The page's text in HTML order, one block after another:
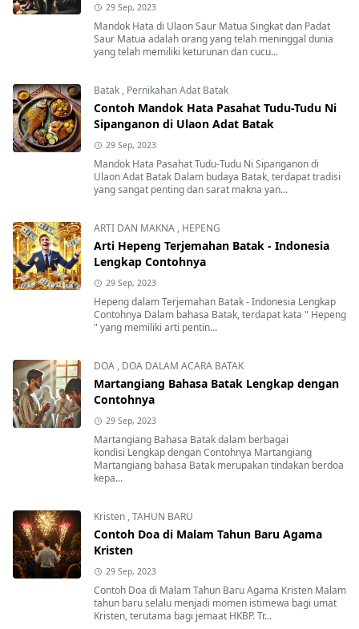
29 Sep, 2023
Mandok Hata di Ulaon Saur Matua Singkat dan Padat
Saur Matua adalah orang yang telah meninggal dunia
yang telah memiliki keturunan dan cucu...
Batak , Pernikahan Adat Batak
Contoh Mandok Hata Pasahat Tudu-Tudu Ni
Sipanganon di Ulaon Adat Batak
29 Sep, 2023
Mandok Hata Pasahat Tudu-Tudu Ni Sipanganon di
Ulaon Adat Batak Dalam budaya Batak, terdapat tradisi
yang sangat penting dan sarat makna yan...
ARTI DAN MAKNA , HEPENG
Arti Hepeng Terjemahan Batak - Indonesia
Lengkap Contohnya
29 Sep, 2023
Hepeng dalam Terjemahan Batak - Indonesia Lengkap
Contohnya Dalam bahasa Batak, terdapat kata " Hepeng
" yang memiliki arti pentin...
DOA , DOA DALAM ACARA BATAK
Martangiang Bahasa Batak Lengkap dengan
Contohnya
29 Sep, 2023
Martangiang Bahasa Batak dalam berbagai
kondisi Lengkap dengan Contohnya Martangiang
Martangiang bahasa Batak merupakan tindakan berdoa
kepa...
Kristen ,TAHUN BARU
Contoh Doa di Malam Tahun Baru Agama
Kristen
29 Sep, 2023
Contoh Doa di Malam Tahun Baru Agama Kristen Malam
tahun baru selalu menjadi momen istimewa bagi umat
Kristen, terutama bagi jemaat HKBP. Tr...